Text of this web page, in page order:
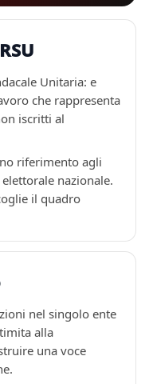
Unitaria: e
che rappresenta
iscritti al
riferimento agli
nazionale.
il quadro
nel singolo ente
alla
una voce